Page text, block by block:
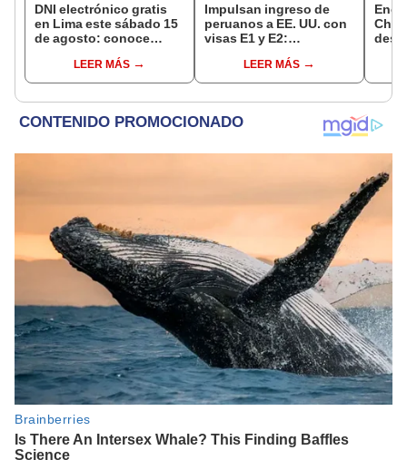
DNI electrónico gratis
en Lima este sábado 15
de agosto: conoce
acceder y qué
requisitos deben
LEER MÁS
Impulsan ingreso de
peruanos a EE. UU. con
visas E1 y E2:
pymes serían los más
beneficiados
LEER MÁS